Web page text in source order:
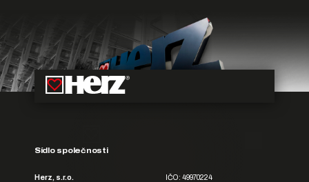
Sídlo společnosti
Herz, s.r.o.
IČO: 49970224